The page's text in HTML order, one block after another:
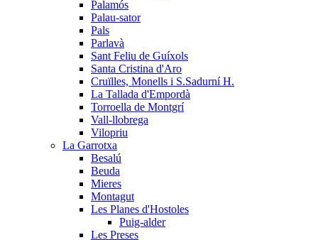
Palamós
Palau-sator
Pals
Parlavà
Sant Feliu de Guíxols
Santa Cristina d'Aro
Cruïlles, Monells i S.Sadurní H.
La Tallada d'Empordà
Torroella de Montgrí
Vall-llobrega
Vilopriu
La Garrotxa
Besalú
Beuda
Mieres
Montagut
Les Planes d'Hostoles
Puig-alder
Les Preses